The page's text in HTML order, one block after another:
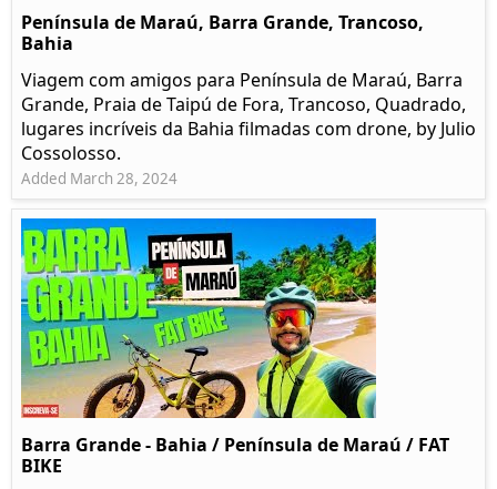
Península de Maraú, Barra Grande, Trancoso,
Bahia
Viagem com amigos para Península de Maraú, Barra
Grande, Praia de Taipú de Fora, Trancoso, Quadrado,
lugares incríveis da Bahia filmadas com drone, by Julio
Cossolosso.
Added March 28, 2024
Barra Grande - Bahia / Península de Maraú / FAT
BIKE